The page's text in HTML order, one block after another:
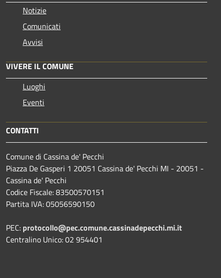
Notizie
Comunicati
Avvisi
VIVERE IL COMUNE
Luoghi
Eventi
CONTATTI
Comune di Cassina de' Pecchi
Piazza De Gasperi 1 20051 Cassina de' Pecchi MI - 20051 -
Cassina de' Pecchi
Codice Fiscale: 83500570151
Partita IVA: 05056590150
PEC: protocollo@pec.comune.cassinadepecchi.mi.it
Centralino Unico: 02 954401